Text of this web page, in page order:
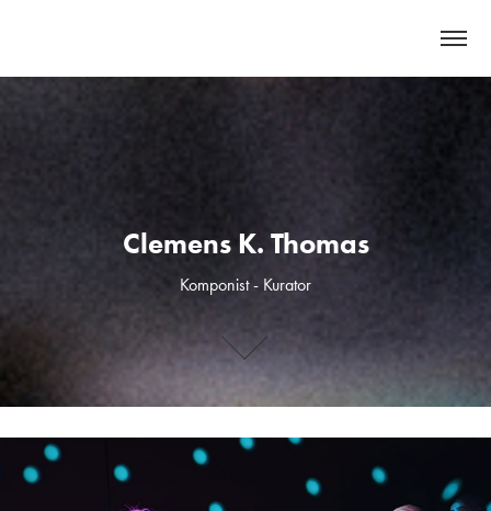
Clemens K. Thomas
Komponist - Kurator
Clemens K. Thomas
Komponist - Kurator